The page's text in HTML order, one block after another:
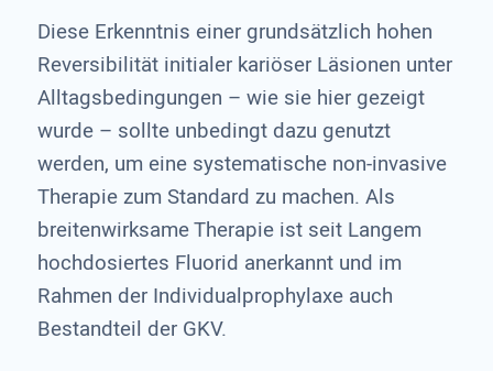
Diese Erkenntnis einer grundsätzlich hohen
Reversibilität initialer kariöser Läsionen unter
Alltagsbedingungen – wie sie hier gezeigt
wurde – sollte unbedingt dazu genutzt
werden, um eine systematische non-invasive
Therapie zum Standard zu machen. Als
breitenwirksame Therapie ist seit Langem
hochdosiertes Fluorid anerkannt und im
Rahmen der Individualprophylaxe auch
Bestandteil der GKV.